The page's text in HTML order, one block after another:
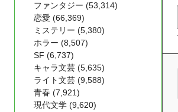
ファンタジー (53,314)
恋愛 (66,369)
ミステリー (5,380)
ホラー (8,507)
SF (6,737)
キャラ文芸 (5,635)
ライト文芸 (9,588)
青春 (7,921)
現代文学 (9,620)